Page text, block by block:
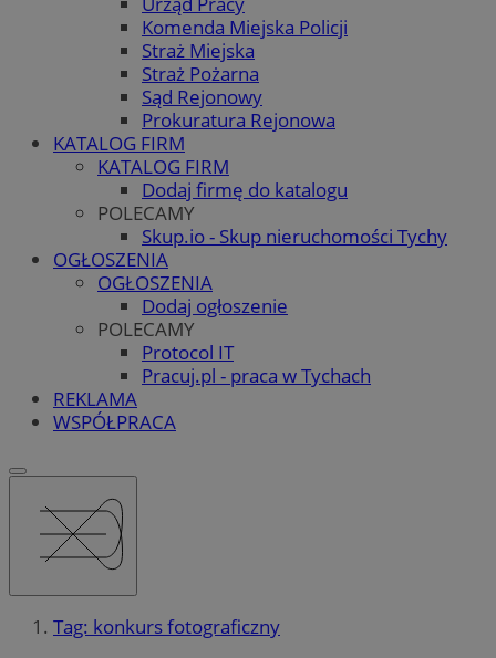
Komenda Miejska Policji
Straż Miejska
Straż Pożarna
Sąd Rejonowy
Prokuratura Rejonowa
KATALOG FIRM
KATALOG FIRM
Dodaj firmę do katalogu
POLECAMY
Skup.io - Skup nieruchomości Tychy
OGŁOSZENIA
OGŁOSZENIA
Dodaj ogłoszenie
POLECAMY
Protocol IT
Pracuj.pl - praca w Tychach
REKLAMA
WSPÓŁPRACA
Tag: konkurs fotograficzny